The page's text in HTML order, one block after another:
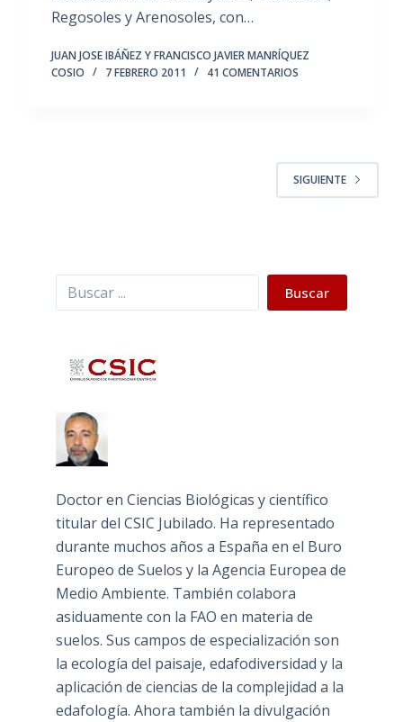
Regosoles y Arenosoles, con…
JUAN JOSE IBÁÑEZ Y FRANCISCO JAVIER MANRÍQUEZ
COSIO
7 FEBRERO 2011 41 COMENTARIOS
SIGUIENTE
Buscar Buscar
Doctor en Ciencias Biológicas y científico
titular del CSIC Jubilado. Ha representado
durante muchos años a España en el Buro
Europeo de Suelos y la Agencia Europea de
Medio Ambiente. También colabora
asiduamente con la FAO en materia de
suelos. Sus campos de especialización son
la ecología del paisaje, edafodiversidad y la
aplicación de ciencias de la complejidad a la
edafología. Ahora también la divulgación